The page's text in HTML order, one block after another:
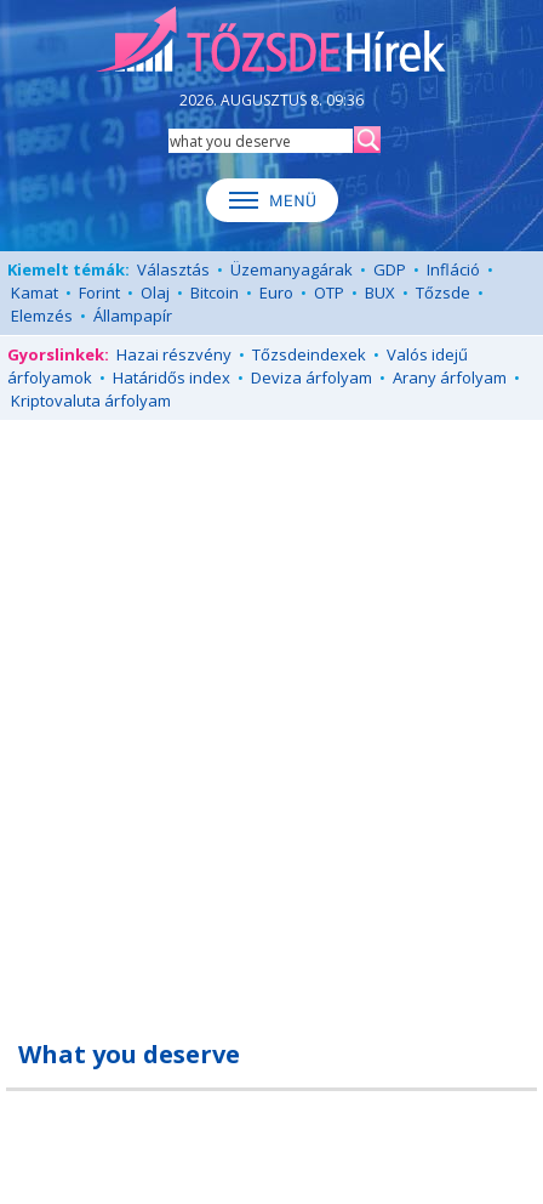
2026. AUGUSZTUS 8. 09:36
Kiemelt témák: Választás • Üzemanyagárak • GDP • Infláció •
Kamat • Forint • Olaj • Bitcoin • Euro • OTP • BUX • Tőzsde •
Elemzés • Állampapír
Gyorslinkek: Hazai részvény • Tőzsdeindexek • Valós idejű
árfolyamok • Határidős index • Deviza árfolyam • Arany árfolyam •
Kriptovaluta árfolyam
What you deserve